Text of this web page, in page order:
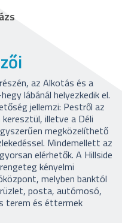
az Alkotás és a
lábánál helyezkedik el.
jellemzi: Pestről az
illetve a Déli
megközelíthető
Mindemellett az
elérhetők. A Hillside
kényelmi
melyben banktól
posta, autómosó,
terem és éttermek